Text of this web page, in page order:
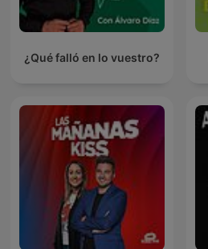
¿Qué falló en lo vuestro?